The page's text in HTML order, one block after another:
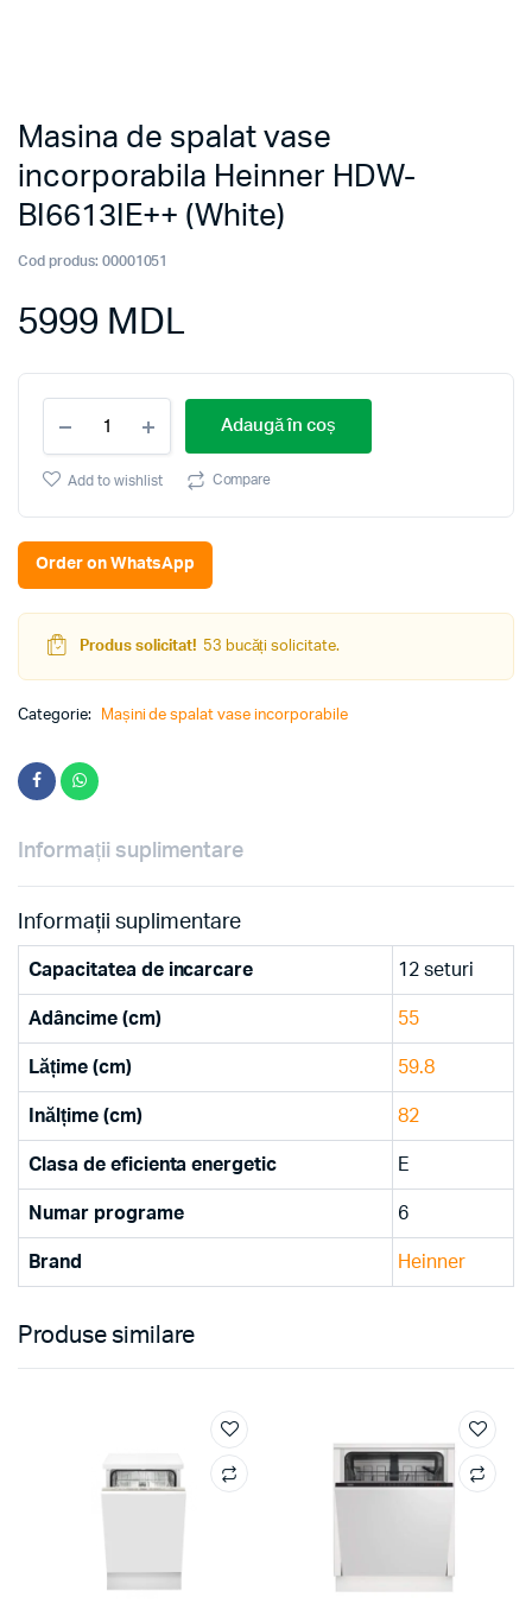
Masina de spalat vase
incorporabila Heinner HDW-
BI6613IE++ (White)
Cod produs: 00001051
5999 MDL
spalat
vase
Heinner
HDW-
BI6613IE++
(White)
quantity
Adaugă în coș
Add to wishlist Compare
Order on WhatsApp
Produs solicitat! 53 bucăți solicitate.
Categorie: Mașini de spalat vase incorporabile
Informații suplimentare
Informații suplimentare
Capacitatea de incarcare 12 seturi
Adâncime (cm) 55
Lățime (cm) 59.8
Inălțime (cm) 82
Clasa de eficienta energetic E
Numar programe 6
Brand Heinner
Produse similare